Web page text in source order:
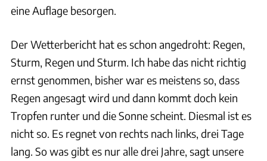
eine Auflage besorgen.
Der Wetterbericht hat es schon angedroht: Regen,
Sturm, Regen und Sturm. Ich habe das nicht richtig
ernst genommen, bisher war es meistens so, dass
Regen angesagt wird und dann kommt doch kein
Tropfen runter und die Sonne scheint. Diesmal ist es
nicht so. Es regnet von rechts nach links, drei Tage
lang. So was gibt es nur alle drei Jahre, sagt unsere